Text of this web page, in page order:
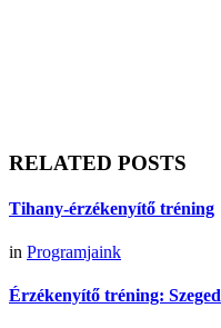
RELATED POSTS
Tihany-érzékenyítő tréning
in Programjaink
Érzékenyítő tréning: Szeged